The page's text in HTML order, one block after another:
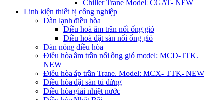
Chiller Trane Model: CGAT- NEW
Linh kiện thiết bị công nghiệp
Dàn lạnh điều hòa
Điều hoà âm trần nối ống gió
Điều hoà đặt sàn nối ống gió
Dàn nóng điều hòa
Điều hòa âm trần nối ống gió model: MCD-TTK.
NEW
Điều hòa áp trần Trane. Model: MCX- TTK- NEW
Điều hòa đặt sàn tủ đứng
Điều hòa giải nhiệt nước